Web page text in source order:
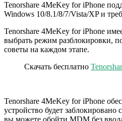
Tenorshare 4MeKey for iPhone
Windows 10/8.1/8/7/Vista/XP и
Tenorshare 4MeKey for iPhone
выбрать режим разблокировки,
советы на каждом этапе.
Скачать бесплатно
Tenorshare 4MeKey for iPhone
устройство будет